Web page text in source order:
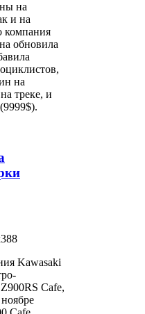
на
и на
компания
обновила
на
треке, и
Kawasaki
Cafe,